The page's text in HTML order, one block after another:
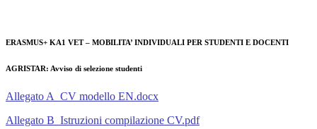
ERASMUS+ KA1 VET – MOBILITA’ INDIVIDUALI PER STUDENTI E DOCENTI
AGRISTAR: Avviso di selezione studenti
Allegato A_CV modello EN.docx
Allegato B_Istruzioni compilazione CV.pdf